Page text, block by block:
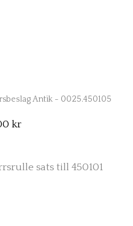
Antik - 0025.450105
kr